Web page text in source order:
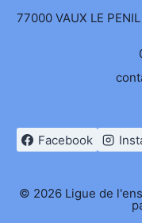
77000 VAUX LE PENIL
Facebook
© 2026 Ligue de